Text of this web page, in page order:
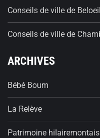
Conseils de ville de Beloeil
Conseils de ville de
ARCHIVES
Bébé Boum
La Relève
Patrimoine hilairemontais